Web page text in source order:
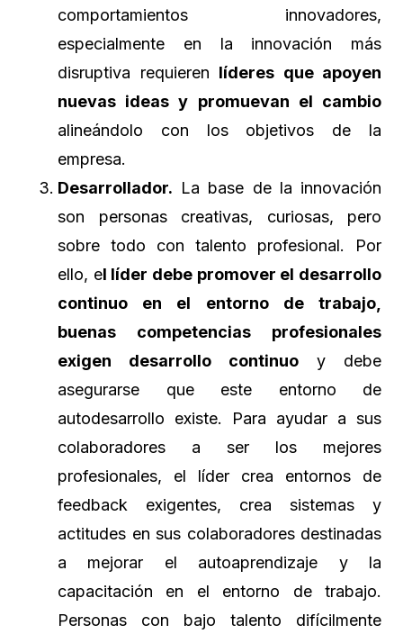
comportamientos innovadores,
especialmente en la innovación más
disruptiva requieren líderes que apoyen
nuevas ideas y promuevan el cambio
alineándolo con los objetivos de la
empresa.
Desarrollador. La base de la innovación
son personas creativas, curiosas, pero
sobre todo con talento profesional. Por
ello, el líder debe promover el desarrollo
continuo en el entorno de trabajo,
buenas competencias profesionales
exigen desarrollo continuo y debe
asegurarse que este entorno de
autodesarrollo existe. Para ayudar a sus
colaboradores a ser los mejores
profesionales, el líder crea entornos de
feedback exigentes, crea sistemas y
actitudes en sus colaboradores destinadas
a mejorar el autoaprendizaje y la
capacitación en el entorno de trabajo.
Personas con bajo talento difícilmente